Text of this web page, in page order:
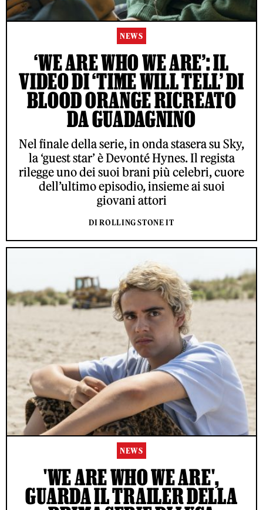
NEWS
‘WE ARE WHO WE ARE’: IL
VIDEO DI ‘TIME WILL TELL’ DI
BLOOD ORANGE RICREATO
DA GUADAGNINO
Nel finale della serie, in onda stasera su Sky,
la ‘guest star’ è Devonté Hynes. Il regista
rilegge uno dei suoi brani più celebri, cuore
dell’ultimo episodio, insieme ai suoi
giovani attori
DI ROLLING STONE IT
NEWS
'WE ARE WHO WE ARE',
GUARDA IL TRAILER DELLA